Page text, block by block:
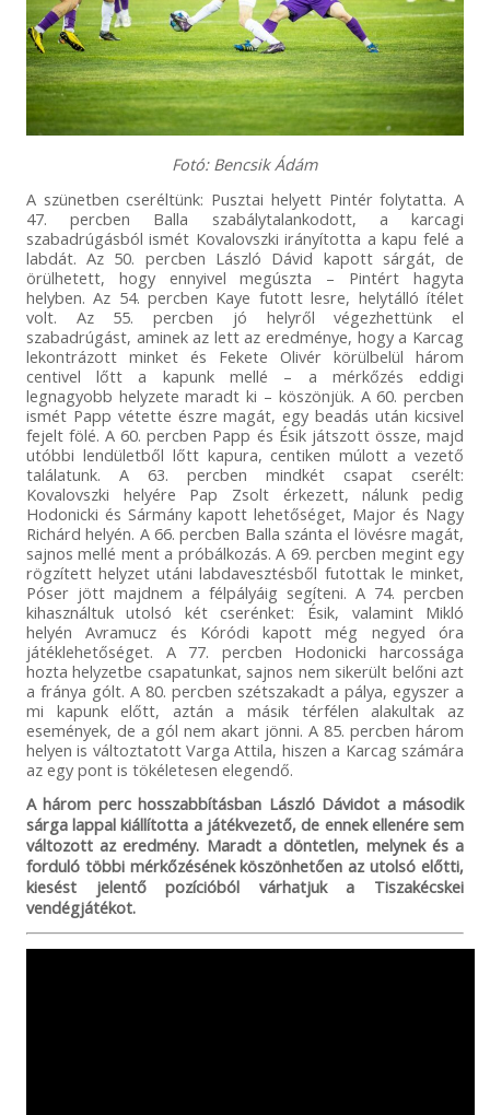
Fotó: Bencsik Ádám
A szünetben cseréltünk: Pusztai helyett Pintér folytatta. A
47. percben Balla szabálytalankodott, a karcagi
szabadrúgásból ismét Kovalovszki irányította a kapu felé a
labdát. Az 50. percben László Dávid kapott sárgát, de
örülhetett, hogy ennyivel megúszta – Pintért hagyta
helyben. Az 54. percben Kaye futott lesre, helytálló ítélet
volt. Az 55. percben jó helyről végezhettünk el
szabadrúgást, aminek az lett az eredménye, hogy a Karcag
lekontrázott minket és Fekete Olivér körülbelül három
centivel lőtt a kapunk mellé – a mérkőzés eddigi
legnagyobb helyzete maradt ki – köszönjük. A 60. percben
ismét Papp vétette észre magát, egy beadás után kicsivel
fejelt fölé. A 60. percben Papp és Ésik játszott össze, majd
utóbbi lendületből lőtt kapura, centiken múlott a vezető
találatunk. A 63. percben mindkét csapat cserélt:
Kovalovszki helyére Pap Zsolt érkezett, nálunk pedig
Hodonicki és Sármány kapott lehetőséget, Major és Nagy
Richárd helyén. A 66. percben Balla szánta el lövésre magát,
sajnos mellé ment a próbálkozás. A 69. percben megint egy
rögzített helyzet utáni labdavesztésből futottak le minket,
Póser jött majdnem a félpályáig segíteni. A 74. percben
kihasználtuk utolsó két cserénket: Ésik, valamint Mikló
helyén Avramucz és Kóródi kapott még negyed óra
játéklehetőséget. A 77. percben Hodonicki harcossága
hozta helyzetbe csapatunkat, sajnos nem sikerült belőni azt
a fránya gólt. A 80. percben szétszakadt a pálya, egyszer a
mi kapunk előtt, aztán a másik térfélen alakultak az
események, de a gól nem akart jönni. A 85. percben három
helyen is változtatott Varga Attila, hiszen a Karcag számára
az egy pont is tökéletesen elegendő.
A három perc hosszabbításban László Dávidot a második
sárga lappal kiállította a játékvezető, de ennek ellenére sem
változott az eredmény. Maradt a döntetlen, melynek és a
forduló többi mérkőzésének köszönhetően az utolsó előtti,
kiesést jelentő pozícióból várhatjuk a Tiszakécskei
vendégjátékot.